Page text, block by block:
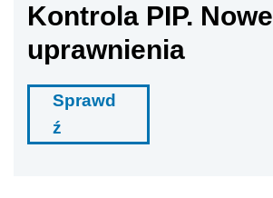
Kontrola PIP. Nowe
uprawnienia
Sprawd
ź